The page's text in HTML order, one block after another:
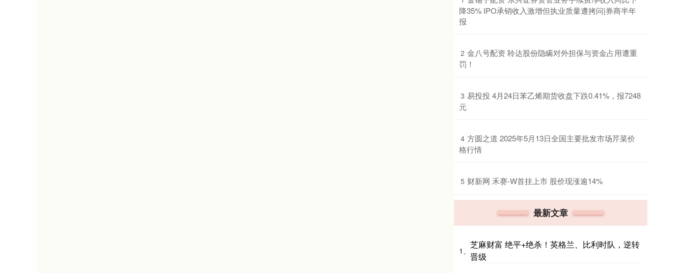
降35% IPO承销收入激增但执业质量遭拷问|券商半年
报
2 ​金八号配资 聆达股份隐瞒对外担保与资金占用遭重
罚！
3 ​易投投 4月24日苯乙烯期货收盘下跌0.41%，报7248
元
4 ​方圆之道 2025年5月13日全国主要批发市场芹菜价
格行情
5 ​财新网 禾赛-W首挂上市 股价现涨逾14%
最新文章
1、
芝麻财富 绝平+绝杀！英格兰、比利时队，逆转
晋级